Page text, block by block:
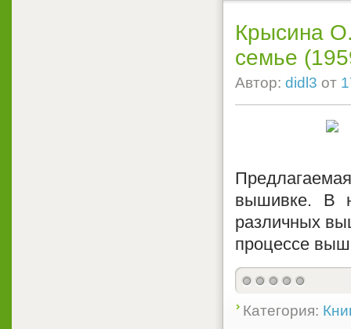
Крысина
семье
Автор: didl3 от
вышивке. В
различных
процессе
Категория: